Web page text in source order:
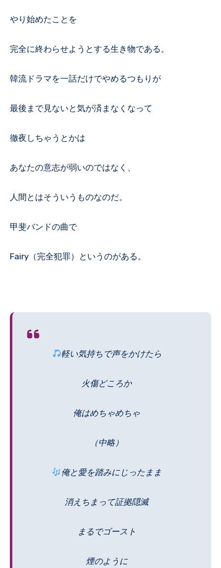
やり始めたことを
完全に終わらせようとする生き物である。
韓流ドラマを一話だけでやめるつもりが
最後まで見ないと気が済まなくなって
徹夜しちゃうとかは
あなたの意志が弱いのではなく、
人間とはそういうものなのだ。
甲斐バンドの曲で
Fairy（完全犯罪）というのがある。
軽い気持ちで声をかけたら
火傷どころか
俺はめちゃめちゃ
（中略）
俺と愛を踏みにじったまま
消えちまって証拠隠滅
まるでゴースト
煙のように